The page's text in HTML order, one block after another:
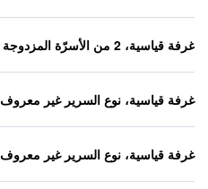
غرفة قياسية، 2 من الأسرّة المزدوجة
غرفة قياسية، نوع السرير غير معروف
غرفة قياسية، نوع السرير غير معروف